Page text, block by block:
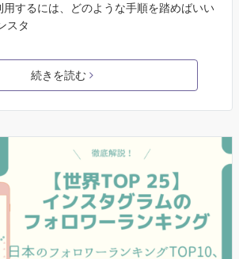
用するには、どのような手順を踏めばいい
スタ
続きを読む